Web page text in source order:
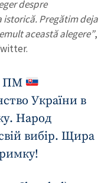
despre
istorică. Pregătim deja
această alegere”,
ПМ
України в
Народ
вибір. Щира